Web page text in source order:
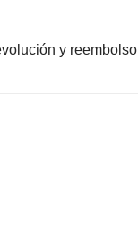
y reembolso